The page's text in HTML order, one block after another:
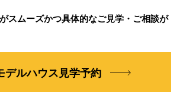
スムーズかつ具体的なご見学・ご相談が
デルハウス見学予約